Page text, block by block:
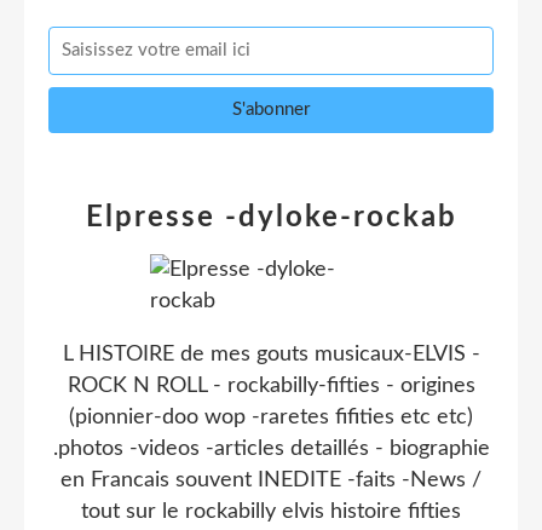
Elpresse -dyloke-rockab
L HISTOIRE de mes gouts musicaux-ELVIS -
ROCK N ROLL - rockabilly-fifties - origines
(pionnier-doo wop -raretes fifities etc etc)
.photos -videos -articles detaillés - biographie
en Francais souvent INEDITE -faits -News /
tout sur le rockabilly elvis histoire fifties